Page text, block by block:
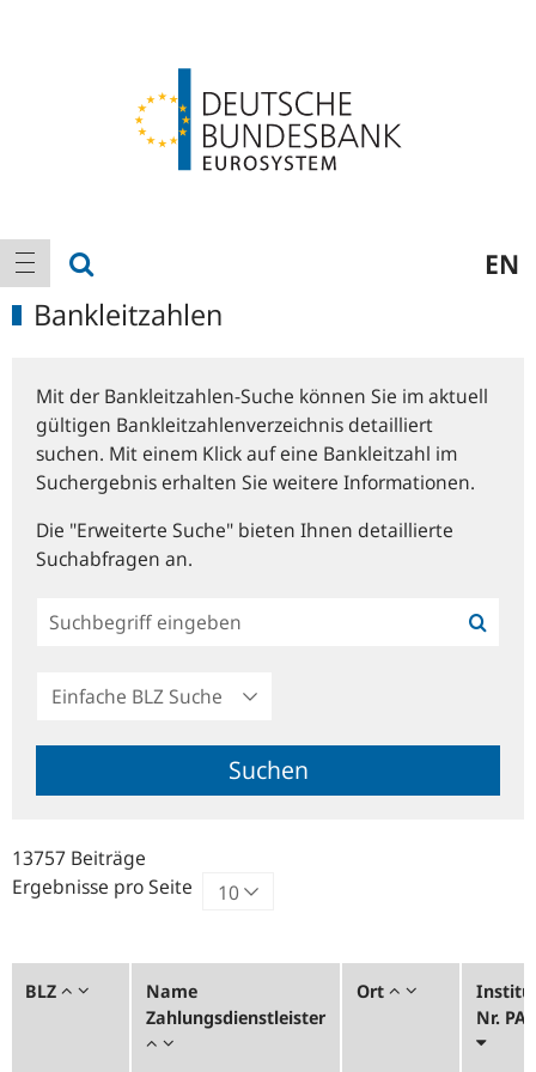
Hauptnavigation
Navigation anzeigen EN
Bankleitzahlen
Mit der Bankleitzahlen-Suche können Sie im aktuell
gültigen Bankleitzahlenverzeichnis detailliert
suchen. Mit einem Klick auf eine Bankleitzahl im
Suchergebnis erhalten Sie weitere Informationen.
Die "Erweiterte Suche" bieten Ihnen detaillierte
Suchabfragen an.
Einfache
Suche
Suchen
13757 Beiträge
Ergebnisse pro Seite
BLZ
Name
Zahlungsdienstleister
Ort
Nr.